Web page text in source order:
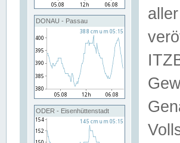
DONAU - Passau
ODER - Eisenhüttenstadt